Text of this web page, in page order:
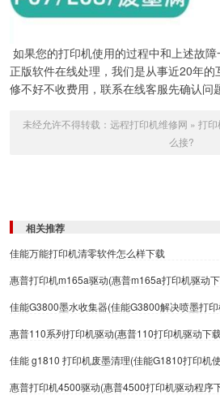
如果您的打印机使用的过程中和上述故障
正版软件在线处理，我们是从事近20年的
修不好不收费用，联系在线客服先确认问
未经允许不得转载： 远程打印机维修网 » 打印
么接?
相关推荐
佳能万能打印机清零软件怎么样下载
惠普打印机m165a驱动(惠普m165a打印机驱动
佳能G3800墨水收集器(佳能G3800解决喷墨打
惠普110系列打印机驱动(惠普110打印机驱动下
佳能 g1810 打印机废墨清理(佳能G1810打印机
惠普打印机4500驱动(惠普4500打印机驱动程序